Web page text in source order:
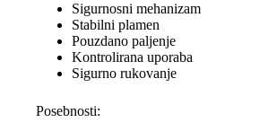
Sigurnosni mehanizam
Stabilni plamen
Pouzdano paljenje
Kontrolirana uporaba
Sigurno rukovanje
Posebnosti: